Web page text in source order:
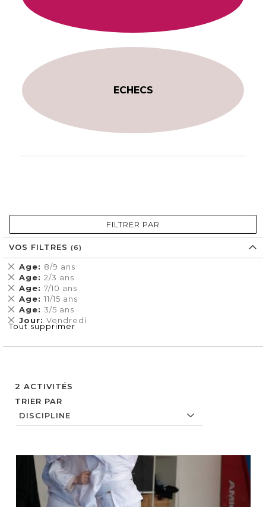
ECHECS
2 ACTIVITÉS
TRIER PAR
FILTRER PAR
VOS FILTRES
Age 8/9 ans
Supprimer
cet
Élément
Age 2/3 ans
Supprimer
cet
Élément
Age 7/10 ans
Supprimer
cet
Élément
Age 11/15 ans
Supprimer
cet
Élément
Age 3/5 ans
Supprimer
cet
Élément
Jour Vendredi
Supprimer
cet
Tout supprimer